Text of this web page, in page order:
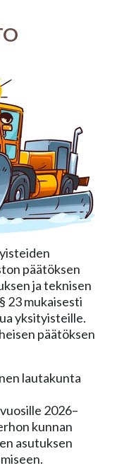
päätöksen
ja teknisen
23 mukaisesti
yksityisteille.
päätöksen
lautakunta
2026–
kunnan
asutuksen